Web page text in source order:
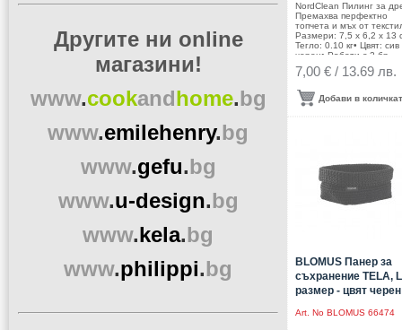
NordClean Пилинг за
Премахва перфектно
топчета и мъх от
Размери: 7,5 x 6,2 x 13
Тегло: 0.10 кг• Цвят: сив
черен• Работи с 2 бр
батерии тип АА ( не са
7,00 € / 13.69 лв.
Добави в
BLOMUS Панер за
съхранение TELA, L
размер - цвят черен
Art. No BLOMUS 66474
Другите ни online
магазини!
www.cookandhome.bg
www.emilehenry.bg
www.gefu.bg
www.u-design.bg
www.kela.bg
www.philippi.bg